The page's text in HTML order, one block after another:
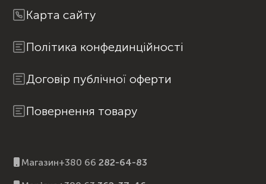
Карта сайту
Політика конфединційності
Договір публічної оферти
Повернення товару
Магазин+380 66 282-64-83